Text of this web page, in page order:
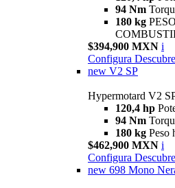
94 Nm
180 kg
$394,900 MXN i
Configura
new V2 SP
Hypermotard V2
120,4 hp
94 Nm
180 kg Peso
$462,900 MXN i
Configura
new 698 Mono